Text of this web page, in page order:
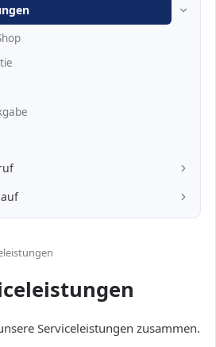
Serviceleistungen zusammen.